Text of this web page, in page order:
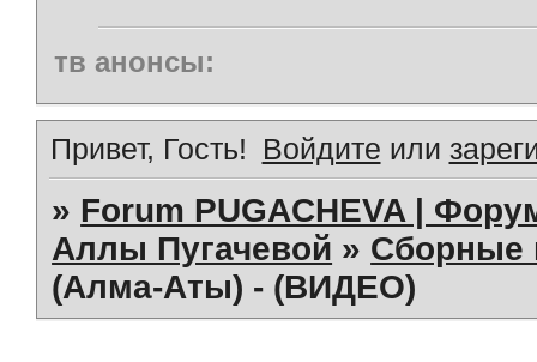
тв анонсы:
Привет, Гость! Войдите или
» Forum PUGACHEVA |
Аллы Пугачевой » Сборные
(Алма-Аты) - (ВИДЕО)